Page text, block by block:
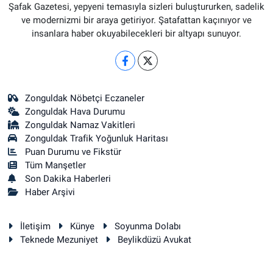
Şafak Gazetesi, yepyeni temasıyla sizleri buluştururken, sadelik
ve modernizmi bir araya getiriyor. Şatafattan kaçınıyor ve
insanlara haber okuyabilecekleri bir altyapı sunuyor.
Zonguldak Nöbetçi Eczaneler
Zonguldak Hava Durumu
Zonguldak Namaz Vakitleri
Zonguldak Trafik Yoğunluk Haritası
Puan Durumu ve Fikstür
Tüm Manşetler
Son Dakika Haberleri
Haber Arşivi
İletişim Künye
Soyunma Dolabı
Teknede Mezuniyet
Beylikdüzü Avukat